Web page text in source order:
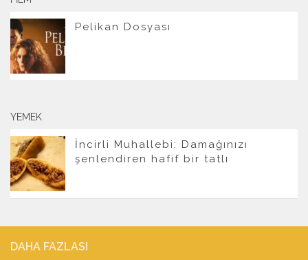
Pelikan Dosyası
YEMEK
İncirli Muhallebi: Damağınızı
şenlendiren hafif bir tatlı
DAHA FAZLASI